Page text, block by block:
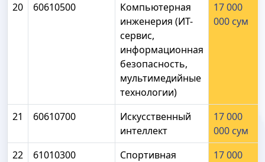
20
60610500
Компьютерная
инженерия (ИТ-
сервис,
информационная
безопасность,
мультимедийные
технологии)
17 000
000 сум
21 60610700
Искусственный
интеллект
17 000
000 сум
22
61010300
Спортивная
17 000